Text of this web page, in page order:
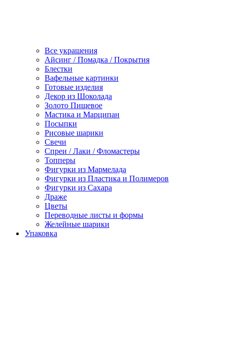
Все украшения
Айсинг / Помадка / Покрытия
Блестки
Вафельные картинки
Готовые изделия
Декор из Шоколада
Золото Пищевое
Мастика и Марципан
Посыпки
Рисовые шарики
Свечи
Спреи / Лаки / Фломастеры
Топперы
Фигурки из Мармелада
Фигурки из Пластика и Полимеров
Фигурки из Сахара
Драже
Цветы
Переводные листы и формы
Желейные шарики
Упаковка